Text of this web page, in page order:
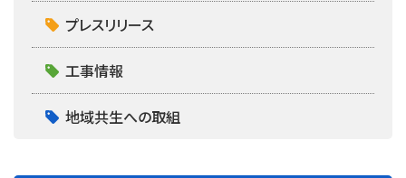
プレスリリース
工事情報
地域共生への取組